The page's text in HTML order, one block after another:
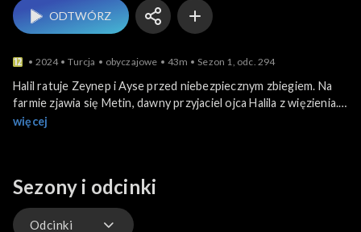
ODTWÓRZ
2024 Turcja obyczajowe 43m Sezon 1, odc. 294
Halil ratuje Zeynep i Ayse przed niebezpiecznym zbiegiem. Na
farmie zjawia się Metin, dawny przyjaciel ojca Halila z więzienia.
Songül postanawia spotkać się z nim za plecami bratanka. Selma,
więcej
Sezony i odcinki
Odcinki